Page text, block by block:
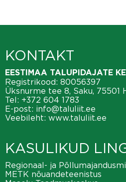
KONTAKT
EESTIMAA TALUPIDAJATE
Registrikood: 80056397
Üksnurme tee 8, Saku, 75501
Tel: +372 604 1783
E-post: info@taluliit.ee
Veebileht: www.taluliit.ee
KASULIKUD
Regionaal- ja
METK nõuandeteenistus